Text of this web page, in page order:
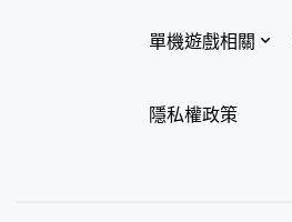
單機遊戲相關
隱私權政策